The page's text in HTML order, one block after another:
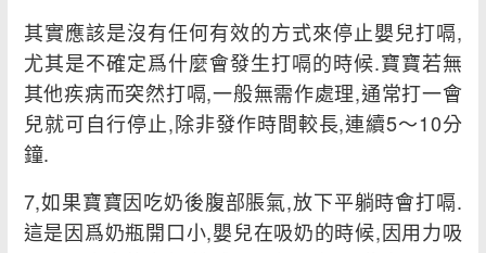
其實應該是沒有任何有效的方式來停止嬰兒打嗝,
尤其是不確定爲什麼會發生打嗝的時候.寶寶若無
其他疾病而突然打嗝,一般無需作處理,通常打一會
兒就可自行停止,除非發作時間較長,連續5～10分
鐘.
7,如果寶寶因吃奶後腹部脹氣,放下平躺時會打嗝.
這是因爲奶瓶開口小,嬰兒在吸奶的時候,因用力吸